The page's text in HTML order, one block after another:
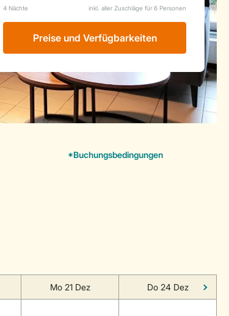
Preise und Verfügbarkeiten
Mo 21 Dez Do 24 Dez